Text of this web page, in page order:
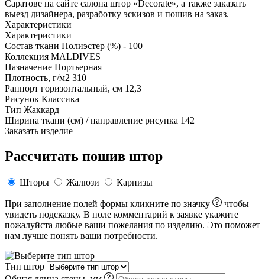
Саратове на сайте салона штор «Decorate», а также заказать
выезд дизайнера, разработку эскизов и пошив на заказ.
Характеристики
Характеристики
Состав ткани Полиэстер (%) - 100
Коллекция MALDIVES
Назначение Портьерная
Плотность, г/м2 310
Раппорт горизонтальный, см 12,3
Рисунок Классика
Тип Жаккард
Ширина ткани (см) / направление рисунка 142
Заказать изделие
Рассчитать пошив штор
Шторы Жалюзи Карнизы
При заполнение полей формы кликните по значку
чтобы
увидеть подсказку. В поле комментарий к заявке укажите
пожалуйста любые ваши пожелания по изделию. Это поможет
нам лучше понять ваши потребности.
Тип штор